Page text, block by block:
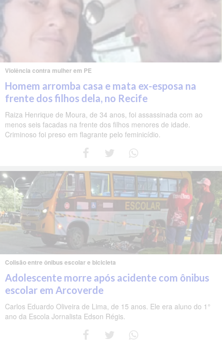
Violência contra mulher em PE
Homem arromba casa e mata ex-esposa na
frente dos filhos dela, no Recife
Raiza Henrique de Moura, de 34 anos, foi assassinada com ao
menos seis facadas na frente dos filhos menores de idade.
Criminoso foi preso em flagrante pelo feminicídio.
Colisão entre ônibus escolar e bicicleta
Adolescente morre após acidente com ônibus
escolar em Arcoverde
Carlos Eduardo Oliveira de Lima, de 15 anos. Ele era aluno do 1°
ano da Escola Jornalista Edson Régis.